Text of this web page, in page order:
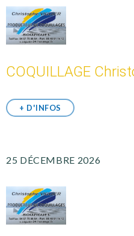
COQUILLAGE
+ D'INFOS
25 DÉCEMBRE 2026